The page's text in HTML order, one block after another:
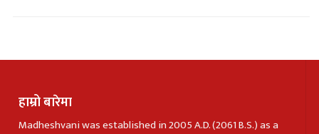
हाम्रो बारेमा
Madheshvani was established in 2005 A.D. (2061 B.S.) as a